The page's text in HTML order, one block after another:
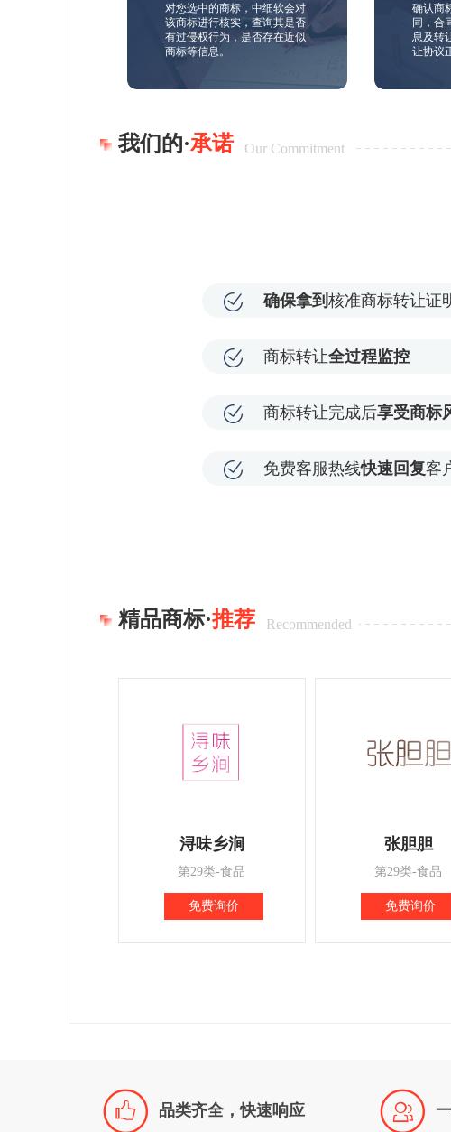
对您选中的商标，中细软会对
该商标进行核实，查询其是否
有过侵权行为，是否存在近似
商标等信息。
确认商
同，合
息及转
让协议
我们的·承诺 Our Commitment
确保拿到 核准商标转让证
商标转让全过程监控
商标转让完成后享受商标
免费客服热线快速回复客
精品商标·推荐 Recommended
浔味乡涧
第29类-食品
免费询价
张胆胆
第29类-食品
免费询价
 品类齐全，快速响应 